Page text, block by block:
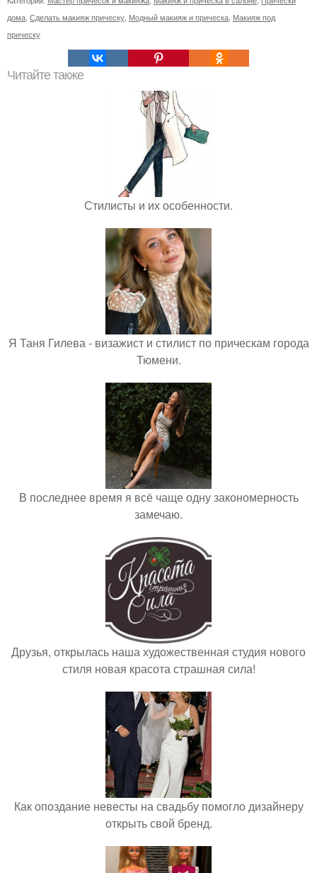
дома Сделать макияж прическу Модный макияж и прическа Макияж под
прическу
Читайте также
Стилисты и их особенности.
Я Таня Гилева - визажист и стилист по прическам города
Тюмени.
В последнее время я всё чаще одну закономерность
замечаю.
Друзья, открылась наша художественная студия нового
стиля новая красота страшная сила!
Как опоздание невесты на свадьбу помогло дизайнеру
открыть свой бренд.